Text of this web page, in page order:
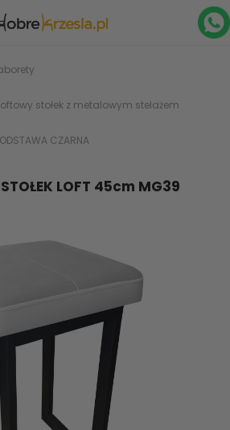
stołek z metalowym stelażem
CZARNA
LOFT 45cm MG39